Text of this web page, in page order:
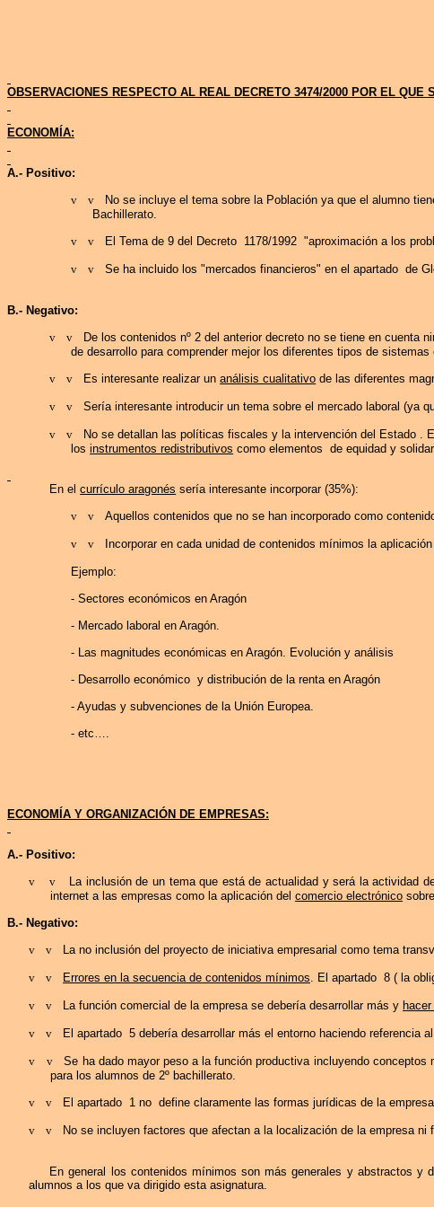
OBSERVACIONES RESPECTO AL REAL DECRETO 3474/2000 POR EL
ECONOMÍA:
A.- Positivo:
v
v No se incluye el tema sobre la Poblaciónya que el alumno
Bachillerato.
v
v El Tema de 9 del Decreto 1178/1992 "aproximación a los
v v Se ha incluido los "mercados financieros" en el apartado de
B.- Negativo:
v
v De los contenidos nº 2 del anterior decreto no se tiene en cuenta
de desarrollo para comprender mejor los diferentes tipos de
v
v Es interesante realizar unanálisis cualitativo de las diferentes
v v Sería interesante introducir un tema sobre el mercado laboral (ya
v v No se detallan las políticas fiscales y la intervención del Estado .
losinstrumentosredistributivos como elementos de equidad y
En elcurrículo aragonés sería interesante incorporar (35%):
v
v Aquellos contenidos que no se han incorporado como
v v Incorporar en cada unidad de contenidos mínimos la
Ejemplo:
- Sectores económicos en Aragón
- Mercado laboral en Aragón.
- Las magnitudes económicas en Aragón. Evolución y análisis
- Desarrollo económico y distribución de la renta en Aragón
- Ayudas y subvenciones de la Unión Europea.
-etc….
ECONOMÍA Y ORGANIZACIÓN DE EMPRESAS:
A.- Positivo:
v
v La inclusión de un tema que está de actualidad y será la actividad
internet a las empresas como la aplicación del comercio electrónico
B.- Negativo:
v
v La no inclusión del proyecto de iniciativa empresarial como tema
v v Errores en la secuencia de contenidos mínimos. El apartado 8 ( la
v v La función comercial de la empresa se debería desarrollar más y
v v El apartado 5 debería desarrollar más el entorno haciendo referencia
v v Se ha dado mayor peso a la función productiva incluyendo
para los alumnos de 2º bachillerato.
v
v El apartado 1 no define claramente las formas jurídicas de la
v v No se incluyen factores que afectan a la localización de la empresa ni
En general los contenidos mínimos son más generales y abstractos y
alumnos a los que va dirigido esta asignatura.